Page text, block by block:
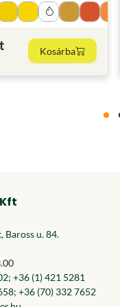
Kosárba
Baross u. 84.
; +36 (1) 421 5281
; +36 (70) 332 7652